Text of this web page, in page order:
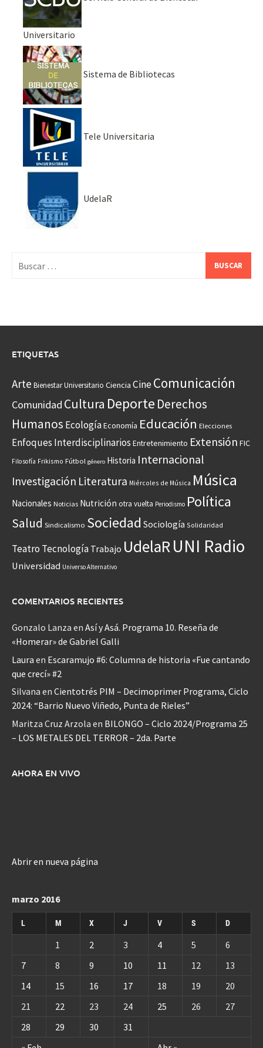
Universitario
Sistema de Bibliotecas
Tele Universitaria
UdelaR
ETIQUETAS
Arte Bienestar Universitario Ciencia CineComunicación
Comunidad Cultura Deporte Derechos
Humanos EcologíaEconomía Educación Elecciones
Enfoques Interdisciplinarios Entretenimiento Extensión FIC
Filosofía Frikismo Fútbol género Historia Internacional
Investigación Literatura Miércoles de Música Música
Nacionales Noticias Nutrición otra vuelta Periodismo Política
Salud Sindicalismo Sociedad Sociología Solidaridad
Teatro Tecnología Trabajo UdelaRUNI Radio
Universidad Universo Alternativo
COMENTARIOS RECIENTES
Gonzalo Lanza en Así y Asá. Programa 10. Reseña de
«Homerar» de Gabriel Galli
Laura en Escaramujo #6: Columna de historia «Fue cantando
que crecí» #2
Silvana en Cientotrés PIM – Decimoprimer Programa, Ciclo
2024: “Barrio Nuevo Viñedo, Punta de Rieles”
Maritza Cruz Arzola en BILONGO – Ciclo 2024/Programa 25
– LOS METALES DEL TERROR – 2da. Parte
AHORA EN VIVO
Abrir en nueva página
marzo 2016
L M X J V S D
1 2 3 4 5
6
7
8 9 10 11 12
13
14
15 16 17 18 19
20
21
22 23 24 25 26
27
28
29 30 31